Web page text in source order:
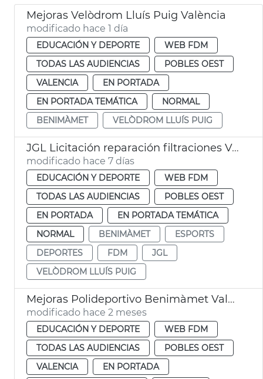
Mejoras Velòdrom Lluís Puig València
modificado hace 1 día
EDUCACIÓN Y DEPORTE
WEB FDM
TODAS LAS AUDIENCIAS
POBLES OEST
VALENCIA
EN PORTADA
EN PORTADA TEMÁTICA
NORMAL
BENIMÀMET
VELÒDROM LLUÍS PUIG
JGL Licitación reparación filtraciones Velódromo València
modificado hace 7 días
EDUCACIÓN Y DEPORTE
WEB FDM
TODAS LAS AUDIENCIAS
POBLES OEST
EN PORTADA
EN PORTADA TEMÁTICA
NORMAL
BENIMÀMET
ESPORTS
DEPORTES
FDM
JGL
VELÒDROM LLUÍS PUIG
Mejoras Polideportivo Benimàmet València
modificado hace 2 meses
EDUCACIÓN Y DEPORTE
WEB FDM
TODAS LAS AUDIENCIAS
POBLES OEST
VALENCIA
EN PORTADA